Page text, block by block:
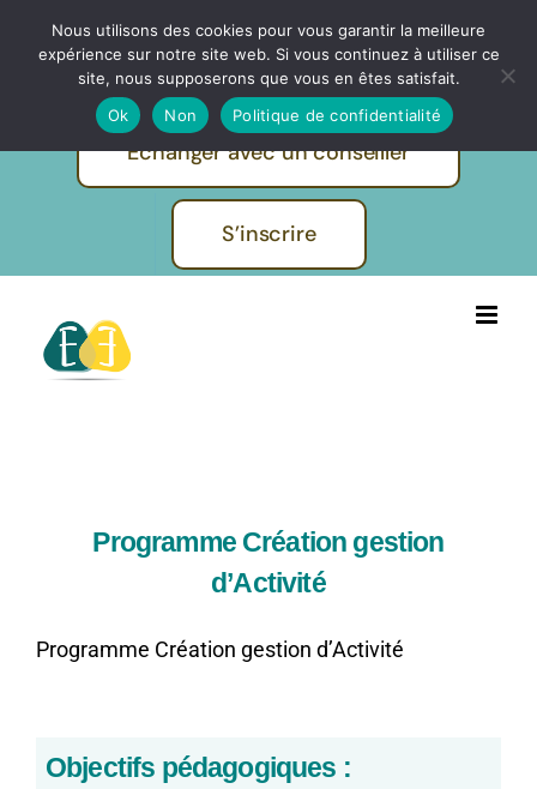
IBF | EVOLUTION FORMATIONS -
Pratiques et métiers de l'humain
Echanger avec un conseiller
S’inscrire
Programme Création gestion
d’Activité
Programme Création gestion d’Activité
Objectifs pédagogiques :
Nous utilisons des cookies pour vous garantir la meilleure
expérience sur notre site web. Si vous continuez à utiliser ce
site, nous supposerons que vous en êtes satisfait.
Ok
Non Politique de confidentialité